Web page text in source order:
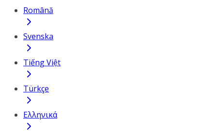
Română
Svenska
Tiếng Việt
Türkçe
Ελληνικά